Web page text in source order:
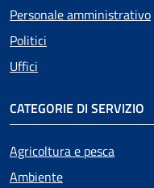
Personale amministrativo
Politici
Uffici
CATEGORIE DI SERVIZIO
Agricoltura e pesca
Ambiente